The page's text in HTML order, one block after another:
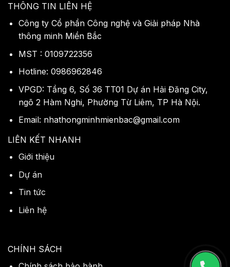
THÔNG TIN LIÊN HỆ
Công ty Cổ phần Công nghệ và Giải pháp Nhà
thông minh Miền Bắc
MST : 0109722356
Hotline: 0986962846
VPGD: Tầng 6, Số 36 TT01 Dự án Hải Đăng City,
ngõ 2 Hàm Nghi, Phường Từ Liêm, TP Hà Nội.
Email: nhathongminhmienbac@gmail.com
LIÊN KẾT NHANH
Giới thiệu
Dự án
Tin tức
Liên hệ
CHÍNH SÁCH